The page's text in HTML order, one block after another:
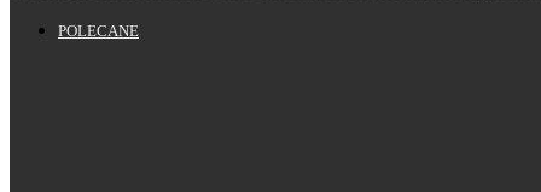
POLECANE